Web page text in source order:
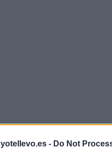
yotellevo.es - Do Not
cercana es la estación